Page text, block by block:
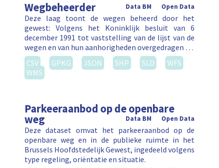
Wegbeheerder Open Data
Data BM
Deze laag toont de wegen beheerd door het
gewest: Volgens het Koninklijk besluit van 6
december 1991 tot vaststelling van de lijst van de
wegen en van hun aanhorigheden overgedragen …
CSV
GPKG JSON SHP SLD
WFS
WMS
Parkeeraanbod op de openbare
weg Open Data
Data BM
Deze dataset omvat het parkeeraanbod op de
openbare weg en in de publieke ruimte in het
Brussels Hoofdstedelijk Gewest, ingedeeld volgens
type regeling, oriëntatie en situatie.